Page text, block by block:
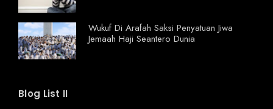
Wukuf Di Arafah Saksi Penyatuan Jiwa
Jemaah Haji Seantero Dunia
Blog List II